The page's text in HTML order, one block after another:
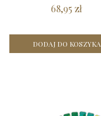
68,95 zł
DODAJ DO KOSZYKA